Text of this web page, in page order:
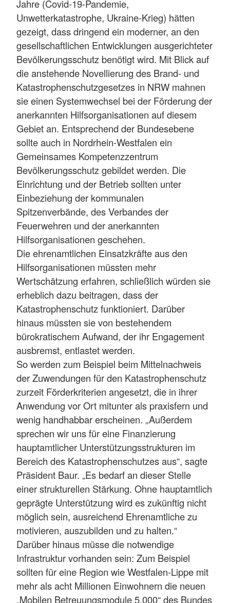
Jahre (Covid-19-Pandemie,
Unwetterkatastrophe, Ukraine-Krieg) hätten
gezeigt, dass dringend ein moderner, an den
gesellschaftlichen Entwicklungen ausgerichteter
Bevölkerungsschutz benötigt wird. Mit Blick auf
die anstehende Novellierung des Brand- und
Katastrophenschutzgesetzes in NRW mahnen
sie einen Systemwechsel bei der Förderung der
anerkannten Hilfsorganisationen auf diesem
Gebiet an. Entsprechend der Bundesebene
sollte auch in Nordrhein-Westfalen ein
Gemeinsames Kompetenzzentrum
Bevölkerungsschutz gebildet werden. Die
Einrichtung und der Betrieb sollten unter
Einbeziehung der kommunalen
Spitzenverbände, des Verbandes der
Feuerwehren und der anerkannten
Hilfsorganisationen geschehen.
Die ehrenamtlichen Einsatzkräfte aus den
Hilfsorganisationen müssten mehr
Wertschätzung erfahren, schließlich würden sie
erheblich dazu beitragen, dass der
Katastrophenschutz funktioniert. Darüber
hinaus müssten sie von bestehendem
bürokratischem Aufwand, der ihr Engagement
ausbremst, entlastet werden.
So werden zum Beispiel beim Mittelnachweis
der Zuwendungen für den Katastrophenschutz
zurzeit Förderkriterien angesetzt, die in ihrer
Anwendung vor Ort mitunter als praxisfern und
wenig handhabbar erscheinen. „Außerdem
sprechen wir uns für eine Finanzierung
hauptamtlicher Unterstützungsstrukturen im
Bereich des Katastrophenschutzes aus“, sagte
Präsident Baur. „Es bedarf an dieser Stelle
einer strukturellen Stärkung. Ohne hauptamtlich
geprägte Unterstützung wird es zukünftig nicht
möglich sein, ausreichend Ehrenamtliche zu
motivieren, auszubilden und zu halten.“
Darüber hinaus müsse die notwendige
Infrastruktur vorhanden sein: Zum Beispiel
sollten für eine Region wie Westfalen-Lippe mit
mehr als acht Millionen Einwohnern die neuen
„Mobilen Betreuungsmodule 5.000“ des Bundes